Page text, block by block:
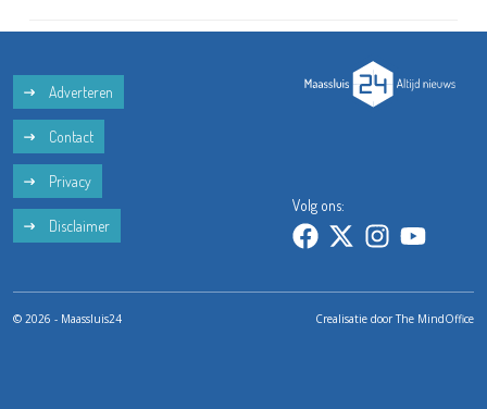
Adverteren
Contact
Privacy
Disclaimer
Volg ons:
© 2026 - Maassluis24 Crealisatie doorThe MindOffice